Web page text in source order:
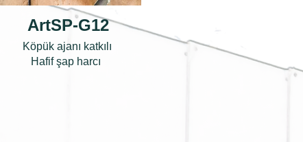
ArtSP-G12
Köpük ajanı katkılı
Hafif şap harcı